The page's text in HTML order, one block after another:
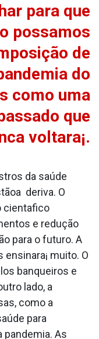
para que
possamos
de
do
como uma
que
voltara¡.
da saúde
deriva. O
cienta­fico
e redução
para o futuro. A
muito. O
banqueiros e
lado, a
como a
para
As